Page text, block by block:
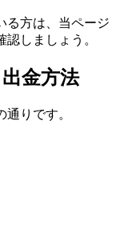
る方は、当ページ
しましょう。
金方法
りです。